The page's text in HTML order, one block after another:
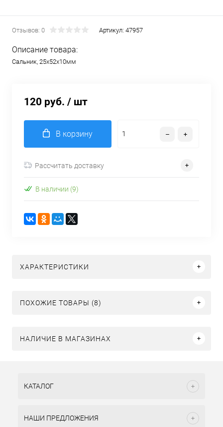
Отзывов: 0 Артикул: 47957
Описание товара:
Сальник, 25х52х10мм
120 руб. / шт
В корзину
Рассчитать доставку
В наличии (9)
ХАРАКТЕРИСТИКИ
ПОХОЖИЕ ТОВАРЫ (8)
НАЛИЧИЕ В МАГАЗИНАХ
КАТАЛОГ
НАШИ ПРЕДЛОЖЕНИЯ